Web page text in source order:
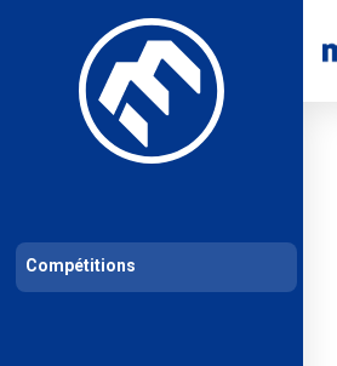
Les compétitions Calendrier de compétitions
Compétitions